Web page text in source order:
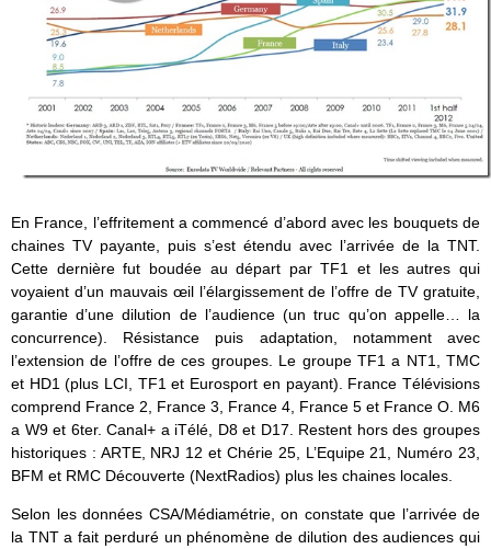
En France, l’effritement a commencé d’abord avec les bouquets de
chaines TV payante, puis s’est étendu avec l’arrivée de la TNT.
Cette dernière fut boudée au départ par TF1 et les autres qui
voyaient d’un mauvais œil l’élargissement de l’offre de TV gratuite,
garantie d’une dilution de l’audience (un truc qu’on appelle… la
concurrence). Résistance puis adaptation, notamment avec
l’extension de l’offre de ces groupes. Le groupe TF1 a NT1, TMC
et HD1 (plus LCI, TF1 et Eurosport en payant). France Télévisions
comprend France 2, France 3, France 4, France 5 et France O. M6
a W9 et 6ter. Canal+ a iTélé, D8 et D17. Restent hors des groupes
historiques : ARTE, NRJ 12 et Chérie 25, L’Equipe 21, Numéro 23,
BFM et RMC Découverte (NextRadios) plus les chaines locales.
Selon les données CSA/Médiamétrie, on constate que l’arrivée de
la TNT a fait perduré un phénomène de dilution des audiences qui